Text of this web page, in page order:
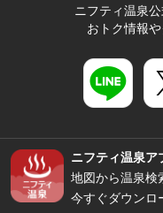
ニフティ温泉
おトク情報
ニフティ温泉ア
地図から温泉検
今すぐダウンロ